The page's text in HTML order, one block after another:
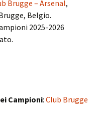
Brugge – Arsenal,
Belgio.
2025-2026
Campioni:Club Brugge